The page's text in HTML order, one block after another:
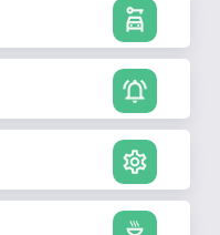
car_rental
notifications_active
settings